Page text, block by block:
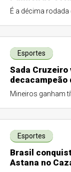
É a décima
Esportes
Sada Cruzeiro
decacampeão
Mineiros ganham
Esportes
Brasil
Astana no